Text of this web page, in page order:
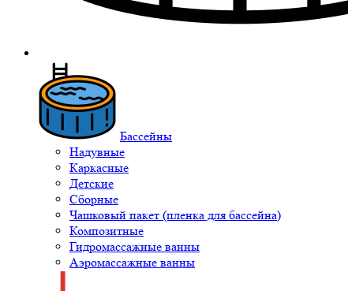
Бассейны
Надувные
Каркасные
Детские
Сборные
Чашковый пакет (пленка для бассейна)
Композитные
Гидромассажные ванны
Аэромассажные ванны